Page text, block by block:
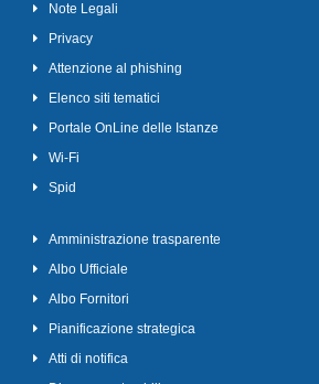
Note Legali
Privacy
Attenzione al phishing
Elenco siti tematici
Portale OnLine delle Istanze
Wi-Fi
Spid
Amministrazione trasparente
Albo Ufficiale
Albo Fornitori
Pianificazione strategica
Atti di notifica